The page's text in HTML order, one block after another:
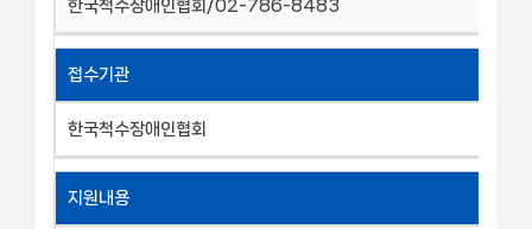
한국척수장애인협회/02-786-8483
접수기관
한국척수장애인협회
지원내용